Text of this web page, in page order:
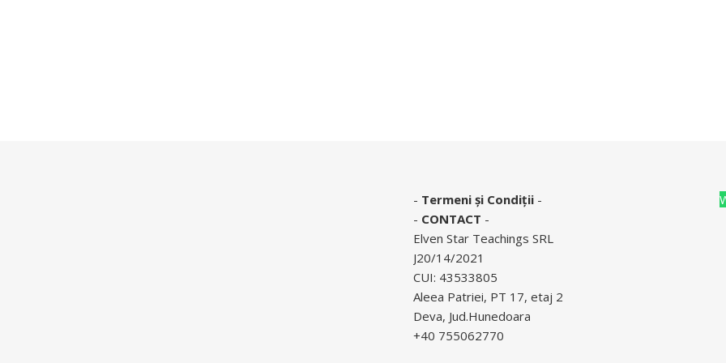
- Termeni și Condiții -
- CONTACT -
Elven Star Teachings SRL
J20/14/2021
CUI: 43533805
Aleea Patriei, PT 17, etaj 2
Deva, Jud.Hunedoara
+40 755062770